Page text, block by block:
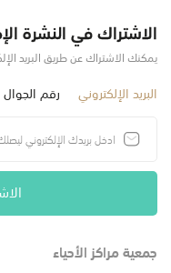
الاشتراك في النشرة
يمكنك الاشتراك عن طريق البريد
البريد الإلكتروني رقم الجوال
جمعية مراكز الأحياء